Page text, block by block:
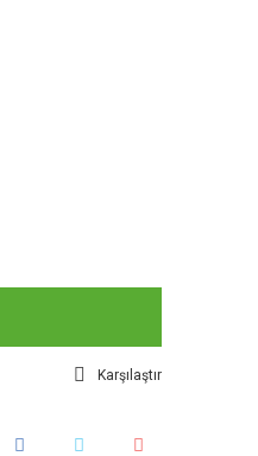
Karşılaştır